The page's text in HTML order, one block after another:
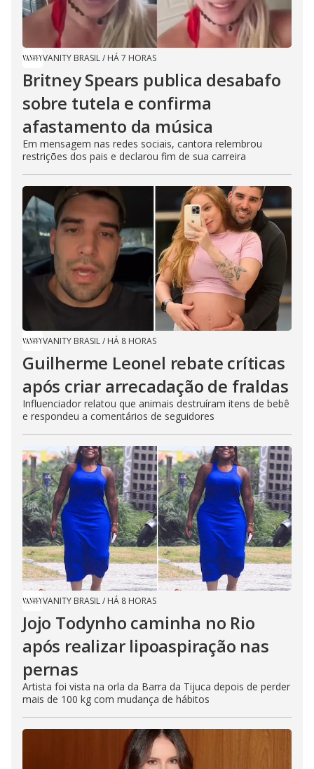
VANITY BRASIL/ HÁ 7 HORAS
Britney Spears publica desabafo
sobre tutela e confirma
afastamento da música
Em mensagem nas redes sociais, cantora relembrou
restrições dos pais e declarou fim de sua carreira
VANITY BRASIL/ HÁ 8 HORAS
Guilherme Leonel rebate críticas
após criar arrecadação de fraldas
Influenciador relatou que animais destruíram itens de bebê
e respondeu a comentários de seguidores
VANITY BRASIL/ HÁ 8 HORAS
Jojo Todynho caminha no Rio
após realizar lipoaspiração nas
pernas
Artista foi vista na orla da Barra da Tijuca depois de perder
mais de 100 kg com mudança de hábitos